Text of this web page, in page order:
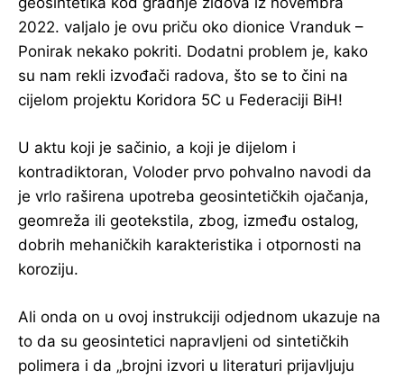
2022. valjalo je ovu priču oko dionice Vranduk –
Ponirak nekako pokriti. Dodatni problem je, kako
su nam rekli izvođači radova, što se to čini na
cijelom projektu Koridora 5C u Federaciji BiH!
U aktu koji je sačinio, a koji je dijelom i
kontradiktoran, Voloder prvo pohvalno navodi da
je vrlo raširena upotreba geosintetičkih ojačanja,
geomreža ili geotekstila, zbog, između ostalog,
dobrih mehaničkih karakteristika i otpornosti na
koroziju.
Ali onda on u ovoj instrukciji odjednom ukazuje na
to da su geosintetici napravljeni od sintetičkih
polimera i da „brojni izvori u literaturi prijavljuju